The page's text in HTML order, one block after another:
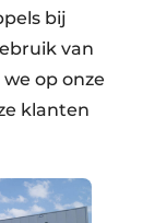
bij
van
op onze
klanten